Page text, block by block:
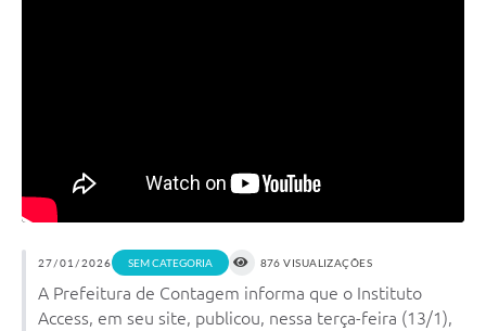
27/01/2026 SEM CATEGORIA 876 VISUALIZAÇÕES
A Prefeitura de Contagem informa que o Instituto
Access, em seu site, publicou, nessa terça-feira (13/1),